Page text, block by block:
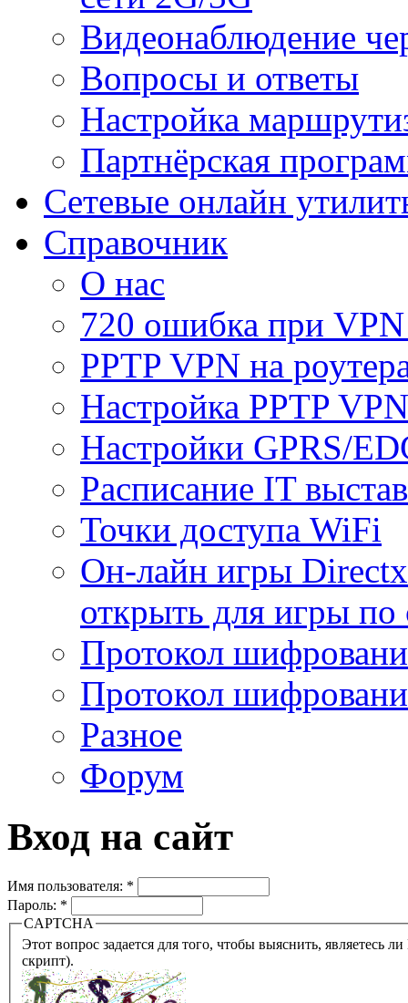
Видеонаблюдение
Вопросы и ответы
Настройка
Партнёрская
Сетевые онлайн
Справочник
О нас
720 ошибка при
PPTP VPN на
Настройка PPTP
Настройки GPRS/
Расписание IT
Точки доступа WiFi
Он-лайн игры
открыть для игры по
Протокол
Протокол
Разное
Форум
Вход на сайт
Имя пользователя: *
Пароль: *
CAPTCHA
Этот вопрос задается для того, чтобы выяснить, являетесь ли Вы человеком или представляете из себя робота
скрипт).